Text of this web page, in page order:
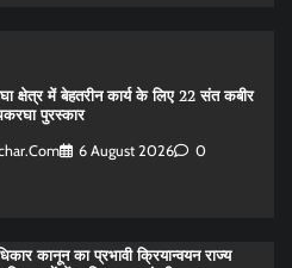
क्षेत्र में बेहतरीन कार्य के लिए 22 संत कबीर
पुरस्कार
6 August 2026 0
कानून का प्रभावी क्रियान्वयन राज्य